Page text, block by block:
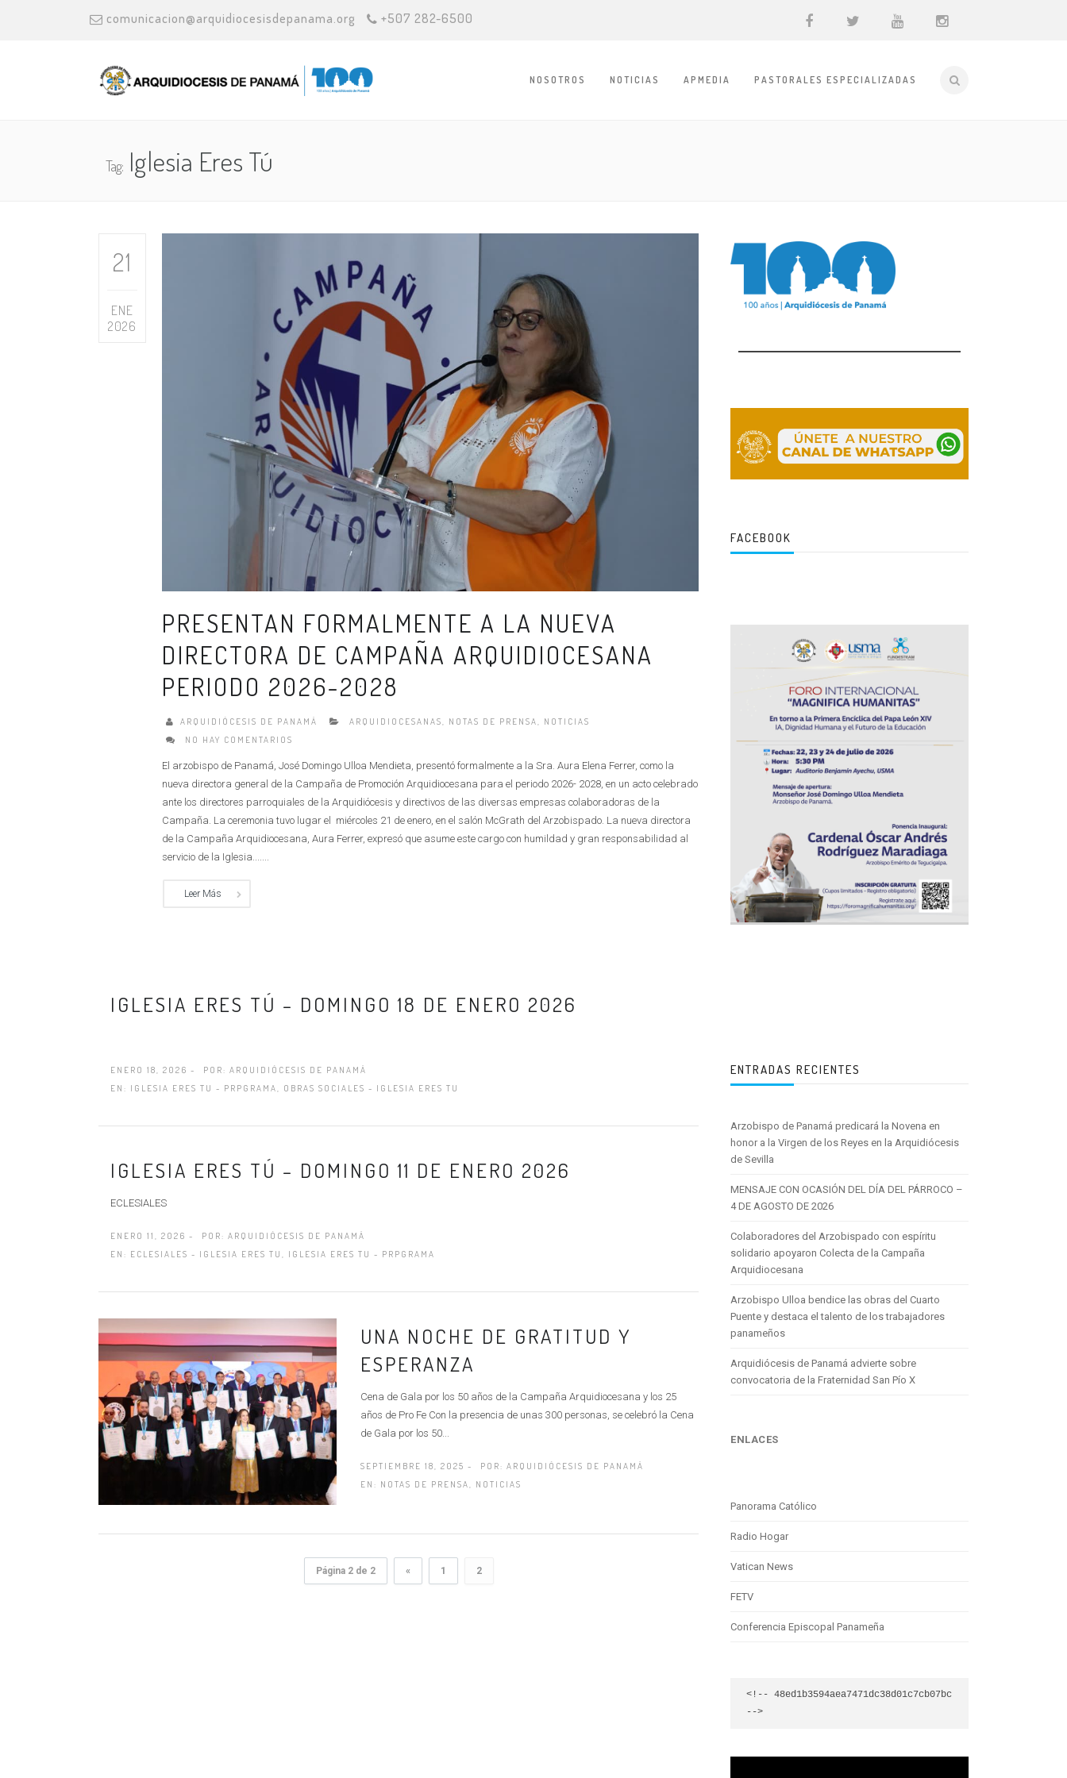
comunicacion@arquidiocesisdepanama.org +507 282-6500
NOSOTROS NOTICIAS APMEDIA PASTORALES ESPECIALIZADAS
Tag:Iglesia Eres Tú
21
ENE
2026
PRESENTAN FORMALMENTE A LA NUEVA
DIRECTORA DE CAMPAÑA ARQUIDIOCESANA
PERIODO 2026-2028
ARQUIDIÓCESIS DE PANAMÁ ARQUIDIOCESANAS NOTAS DE PRENSA
NOTICIAS
NO HAY COMENTARIOS
El arzobispo de Panamá, José Domingo Ulloa Mendieta, presentó formalmente a la Sra. Aura Elena Ferrer, como la
nueva directora general de la Campaña de Promoción Arquidiocesana para el periodo 2026- 2028, en un acto celebrado
ante los directores parroquiales de la Arquidiócesis y directivos de las diversas empresas colaboradoras de la
Campaña. La ceremonia tuvo lugar el miércoles 21 de enero, en el salón McGrath del Arzobispado. La nueva directora
de la Campaña Arquidiocesana, Aura Ferrer, expresó que asume este cargo con humildad y gran responsabilidad al
servicio de la Iglesia.......
Leer Más
IGLESIA ERES TÚ – DOMINGO 18 DE ENERO 2026
ENERO 18, 2026 - POR: ARQUIDIÓCESIS DE PANAMÁ
EN: IGLESIA ERES TU - PRPGRAMA OBRAS SOCIALES - IGLESIA ERES TU
IGLESIA ERES TÚ – DOMINGO 11 DE ENERO 2026
ECLESIALES
ENERO 11, 2026 - POR: ARQUIDIÓCESIS DE PANAMÁ
EN: ECLESIALES - IGLESIA ERES TU IGLESIA ERES TU - PRPGRAMA
UNA NOCHE DE GRATITUD Y
ESPERANZA
Cena de Gala por los 50 años de la Campaña Arquidiocesana y los 25
años de Pro Fe Con la presencia de unas 300 personas, se celebró la Cena
de Gala por los 50...
SEPTIEMBRE 18, 2025 - POR: ARQUIDIÓCESIS DE PANAMÁ
EN: NOTAS DE PRENSA NOTICIAS
Página 2 de 2 « 1 2
FACEBOOK
ENTRADAS RECIENTES
Arzobispo de Panamá predicará la Novena en
honor a la Virgen de los Reyes en la Arquidiócesis
de Sevilla
MENSAJE CON OCASIÓN DEL DÍA DEL PÁRROCO –
4 DE AGOSTO DE 2026
Colaboradores del Arzobispado con espíritu
solidario apoyaron Colecta de la Campaña
Arquidiocesana
Arzobispo Ulloa bendice las obras del Cuarto
Puente y destaca el talento de los trabajadores
panameños
Arquidiócesis de Panamá advierte sobre
convocatoria de la Fraternidad San Pío X
ENLACES
Panorama Católico
Radio Hogar
Vatican News
FETV
Conferencia Episcopal Panameña
<!-- 48ed1b3594aea7471dc38d01c7cb07bc
-->